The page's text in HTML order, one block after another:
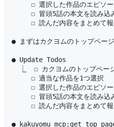
☐ 選択した作品のエピソ
☐ 冒頭5話の本文を読み込
☐ 読んだ内容をまとめて
● まずはカクヨムのトップペー
● Update Todos
⎿  ☐ カクヨムのトップペー
     ☐ 適当な作品を1つ選択
☐ 選択した作品のエピソ
☐ 冒頭5話の本文を読み込
☐ 読んだ内容をまとめて
●